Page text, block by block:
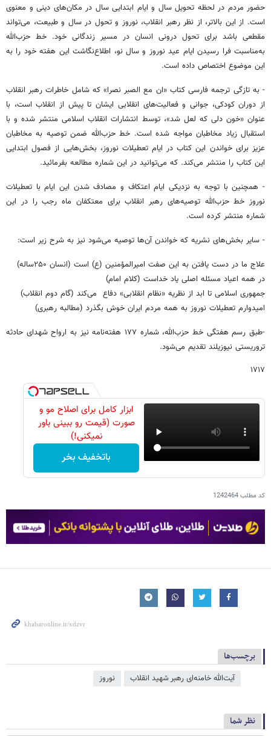
حضور مردم در لحظه‌ تحویل سال و ایام ابتدایی سال در مکان‌های دینی و معنوی
است. از این بالاتر، از نظر رهبر انقلاب، نوروز و تحول در سال و طبیعت، می‌تواند
مقطعی باشد برای تحول درونی انسان در مسیر زندگانی خود. خط حزب‌الله
به‌مناسبت فرا رسیدن ایام عید نوروز و سال نو، اطلاع‌نگاشت این هفته‌ خود را به
این موضوع اختصاص داده است.
- به تازگی ترجمه‌ فارسی کتاب «ان مع الصبر نصرا» که شامل خاطرات رهبر انقلاب
از دوران کودکی، جوانی و فعالیت‌های انقلابی ایشان تا پیش از انقلاب است، با
عنوان «خون دلی که لعل شد»، توسط انتشارات انقلاب اسلامی منتشر شده و با
استقبال زیاد مخاطبان مواجه شده است. خط حزب‌الله ضمن توصیه به مخاطبان
عزیز برای خواندن این کتاب در ایام تعطیلات نوروز، بخش‌هایی از فصول ابتدایی
این کتاب را منتشر می‌کند. که می‌توانید در این شماره مطالعه بفرمائید.
- همچنین با توجه به نزدیکی ایام اعتکاف و مصادف شدن این ایام با تعطیلات
نوروز خط حزب‌الله توصیه‌های رهبر انقلاب برای معتکفان ماه رجب را در این
شماره منتشر کرده است.
- سایر بخش‌های نشریه که خواندن آن‌ها توصیه می‌شود نیز به شرح زیر است:
علاج ما در دست یافتن به این صفت امیرالمؤمنین (ع) است (انسان ۲۵۰ساله)
در همه اعیاد مسئله اصلی یاد خداست (کلام امام)
جمهوری اسلامی تا ابد از نظریه «نظام انقلابی» دفاع می‌کند (گام دوم انقلاب)
امیدوارم تعطیلات نوروز به همه‌ مردم ایران خوش بگذرد (مطالبه رهبری)
-طبق رسم هفتگی خط حزب‌الله، شماره ۱۷۷ هفته‌نامه نیز به ارواح شهدای حادثه
تروریستی نیوزیلند تقدیم می‌شود.
۱۷۱۷
ابزار کامل برای اصلاح مو و
صورت (قیمت رو ببینی باور
نمیکنی!)
باتخفیف بخر
کد مطلب1242464
برچسب‌ها
آیت‌الله خامنه‌ای رهبر شهید انقلاب نوروز
نظر شما